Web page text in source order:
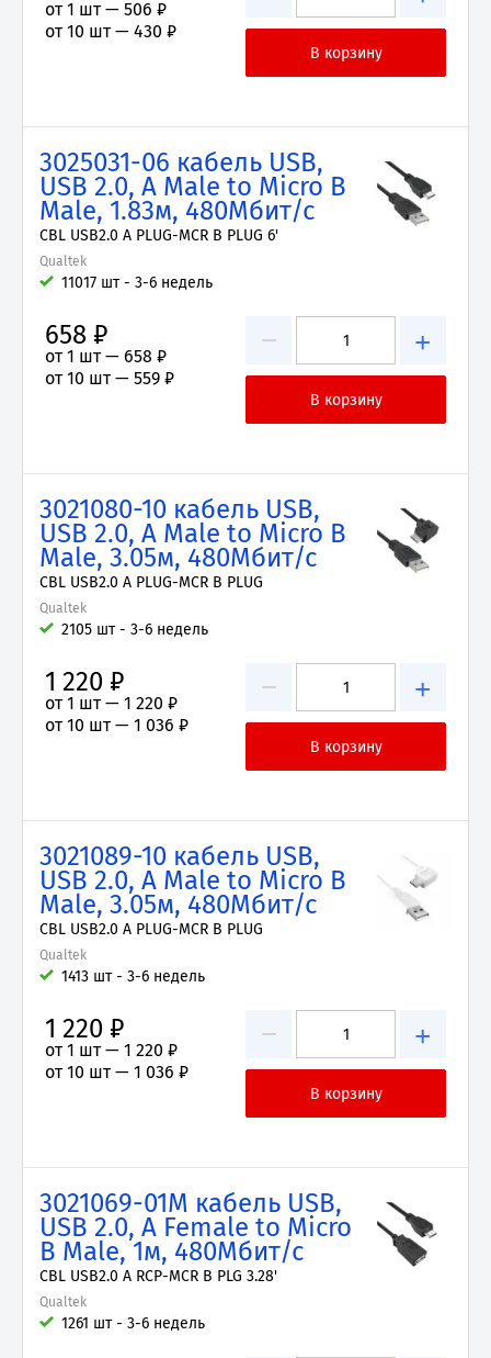
от 1 шт — 506 ₽
от 10 шт — 430 ₽
3025031-06 кабель USB,
USB 2.0, A Male to Micro B
Male, 1.83м, 480Мбит/с
CBL USB2.0 A PLUG-MCR B PLUG 6'
Qualtek
11017 шт - 3-6 недель
− +
658 ₽
от 1 шт — 658 ₽
от 10 шт — 559 ₽
3021080-10 кабель USB,
USB 2.0, A Male to Micro B
Male, 3.05м, 480Мбит/с
CBL USB2.0 A PLUG-MCR B PLUG
Qualtek
2105 шт - 3-6 недель
− +
1 220 ₽
от 1 шт — 1 220 ₽
от 10 шт — 1 036 ₽
3021089-10 кабель USB,
USB 2.0, A Male to Micro B
Male, 3.05м, 480Мбит/с
CBL USB2.0 A PLUG-MCR B PLUG
Qualtek
1413 шт - 3-6 недель
− +
1 220 ₽
от 1 шт — 1 220 ₽
от 10 шт — 1 036 ₽
3021069-01M кабель USB,
USB 2.0, A Female to Micro
B Male, 1м, 480Мбит/с
CBL USB2.0 A RCP-MCR B PLG 3.28'
Qualtek
1261 шт - 3-6 недель